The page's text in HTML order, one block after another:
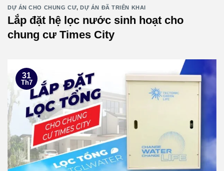
DỰ ÁN CHO CHUNG CƯ,DỰ ÁN ĐÃ TRIỂN KHAI
Lắp đặt hệ lọc nước sinh hoạt cho
chung cư Times City
31
Th7